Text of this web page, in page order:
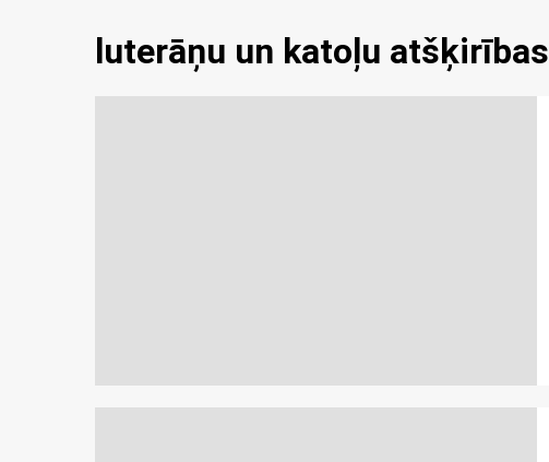
luterāņu un katoļu atšķirības